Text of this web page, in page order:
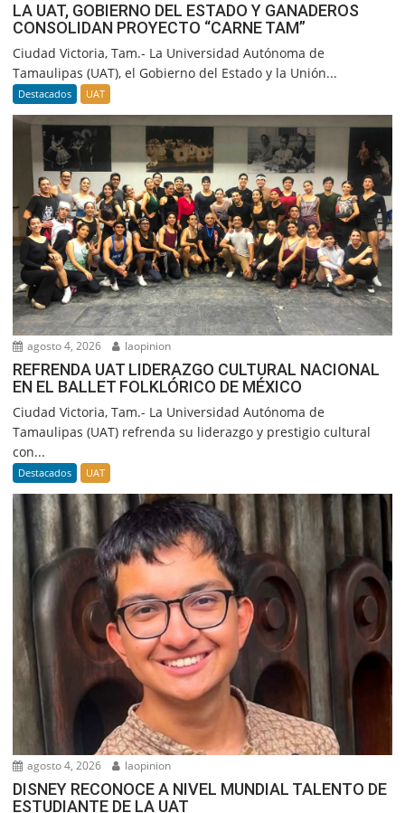
LA UAT, GOBIERNO DEL ESTADO Y GANADEROS
CONSOLIDAN PROYECTO “CARNE TAM”
Ciudad Victoria, Tam.- La Universidad Autónoma de
Tamaulipas (UAT), el Gobierno del Estado y la Unión...
Destacados UAT
agosto 4, 2026 laopinion
REFRENDA UAT LIDERAZGO CULTURAL NACIONAL
EN EL BALLET FOLKLÓRICO DE MÉXICO
Ciudad Victoria, Tam.- La Universidad Autónoma de
Tamaulipas (UAT) refrenda su liderazgo y prestigio cultural
con...
Destacados UAT
agosto 4, 2026 laopinion
DISNEY RECONOCE A NIVEL MUNDIAL TALENTO DE
ESTUDIANTE DE LA UAT